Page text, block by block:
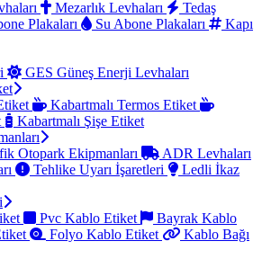
Mezarlık Levhaları
Tedaş
Plakaları Su Abone Plakaları
Kapı
GES Güneş Enerji Levhaları
Kabartmalı Termos Etiket
Kabartmalı Şişe Etiket
Otopark Ekipmanları
ADR Levhaları
Tehlike Uyarı İşaretleri
Ledli İkaz
Pvc Kablo Etiket
Bayrak Kablo
Folyo Kablo Etiket
Kablo Bağı